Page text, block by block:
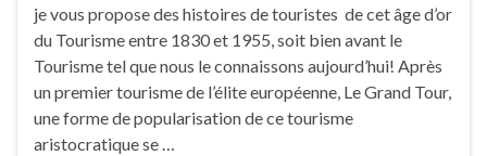
je vous propose des histoires de touristes de cet âge d’or
du Tourisme entre 1830 et 1955, soit bien avant le
Tourisme tel que nous le connaissons aujourd’hui! Après
un premier tourisme de l’élite européenne, Le Grand Tour,
une forme de popularisation de ce tourisme
aristocratique se …